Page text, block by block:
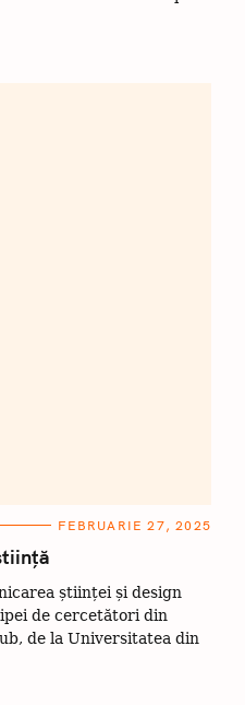
FEBRUARIE 27, 2025
științei și design
de cercetători din
de la Universitatea din